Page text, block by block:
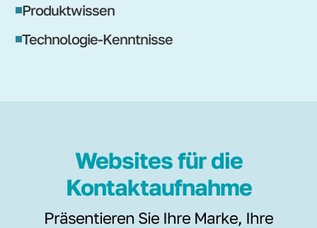
Produktwissen
Technologie-Kenntnisse
Websites für die
Kontaktaufnahme
Präsentieren Sie Ihre Marke, Ihre